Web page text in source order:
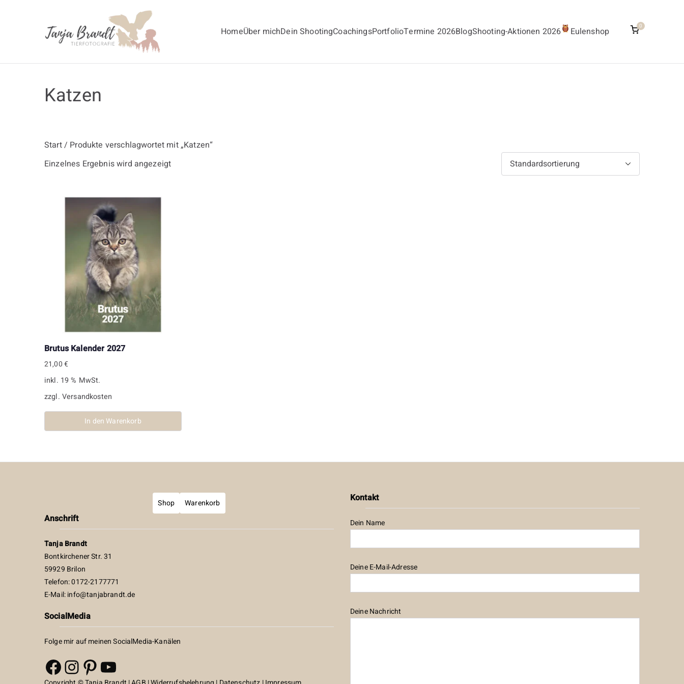
HomeÜber michDein ShootingCoachingsPortfolioTermine 2026BlogShooting-Aktionen 2026 Eulenshop 0
Katzen
Start/ Produkte verschlagwortet mit „Katzen“
Einzelnes Ergebnis wird angezeigt
Brutus Kalender 2027
21,00€
inkl. 19 % MwSt.
zzgl. Versandkosten
In den Warenkorb
Shop Warenkorb
Anschrift
Tanja Brandt
Bontkirchener Str. 31
59929 Brilon
Telefon: 0172-2177771
E-Mail:info@tanjabrandt.de
SocialMedia
Folge mir auf meinen SocialMedia-Kanälen
Facebook
Instagram
Pinterest
YouTube
Kontakt
Dein Name
Deine E-Mail-Adresse
Deine Nachricht